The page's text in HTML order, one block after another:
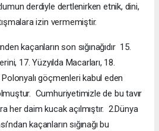
derdiyle dertlenirken etnik, dini,
izin vermemiştir.
kaçanların son sığınağıdır 15.
17. Yüzyılda Macarları, 18.
göçmenleri kabul eden
Cumhuriyetimizle de bu tavır
her daim kucak açılmıştır. 2.Dünya
kaçanların sığınağı bu